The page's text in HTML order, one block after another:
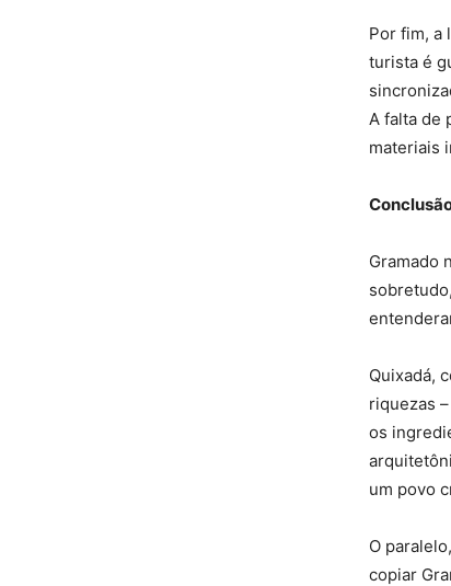
Por fim, a
turista é
A falta de
materiais
Gramado
Quixadá,
riquezas
os
um povo
O
copiar